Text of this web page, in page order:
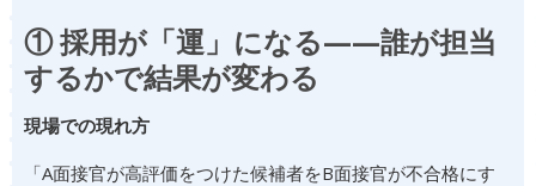
① 採用が「運」になる——誰が担当
するかで結果が変わる
現場での現れ方
「A面接官が高評価をつけた候補者をB面接官が不合格にす